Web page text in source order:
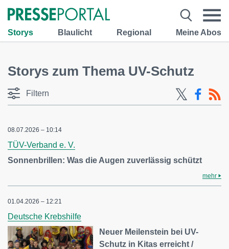
Storys Blaulicht Regional Meine Abos
Storys zum Thema UV-Schutz
Filtern
08.07.2026 – 10:14
TÜV-Verband e. V.
Sonnenbrillen: Was die Augen zuverlässig schützt
mehr
01.04.2026 – 12:21
Deutsche Krebshilfe
Neuer Meilenstein bei UV-
Schutz in Kitas erreicht /